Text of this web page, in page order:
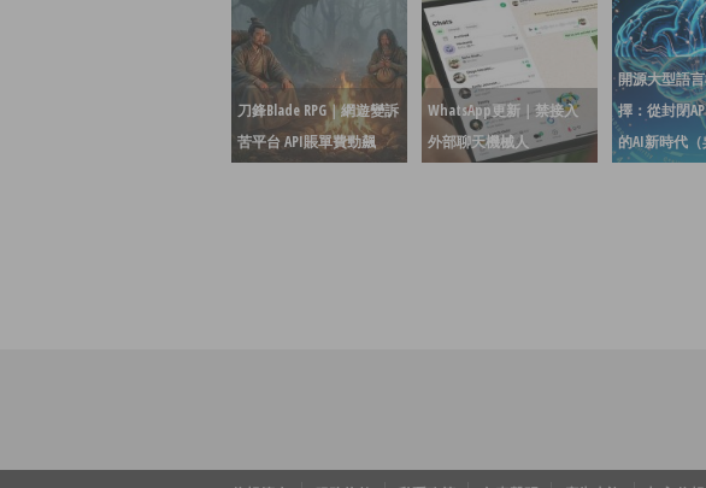
刀鋒Blade RPG｜網遊變訴
苦平台 API賬單費勁飆
WhatsApp更新｜禁接入
外部聊天機械人
開源大型語
擇：從封閉
的AI新時代（